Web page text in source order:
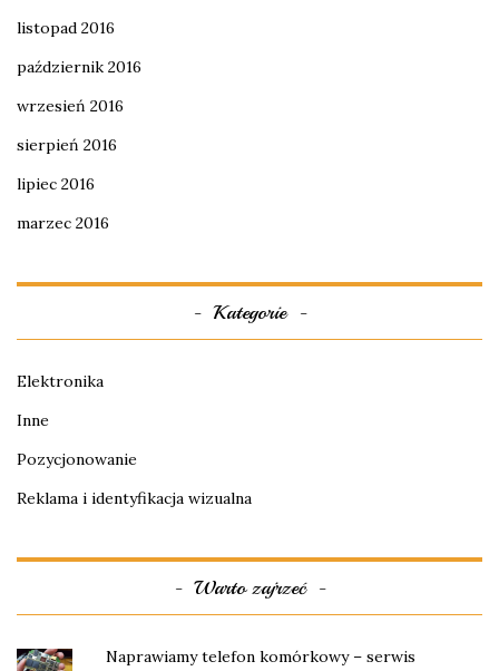
listopad 2016
październik 2016
wrzesień 2016
sierpień 2016
lipiec 2016
marzec 2016
Kategorie
Elektronika
Inne
Pozycjonowanie
Reklama i identyfikacja wizualna
Warto zajrzeć
Naprawiamy telefon komórkowy – serwis